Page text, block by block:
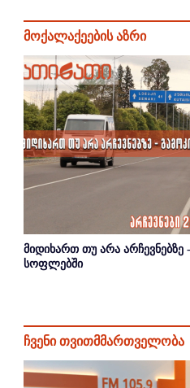
მოქალაქეების აზრი
მიდიხართ თუ არა არჩევნებზე
სოფლებში
ჩვენი თვითმმართველობა